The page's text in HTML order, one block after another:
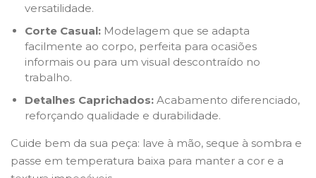
versatilidade.
Corte Casual: Modelagem que se adapta
facilmente ao corpo, perfeita para ocasiões
informais ou para um visual descontraído no
trabalho.
Detalhes Caprichados: Acabamento diferenciado,
reforçando qualidade e durabilidade.
Cuide bem da sua peça: lave à mão, seque à sombra e
passe em temperatura baixa para manter a cor e a